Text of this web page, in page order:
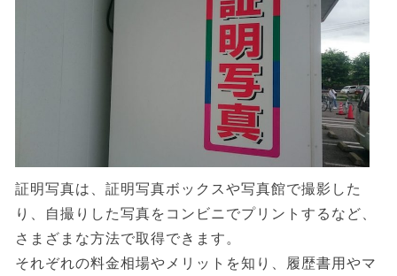
証明写真は、証明写真ボックスや写真館で撮影した
り、自撮りした写真をコンビニでプリントするなど、
さまざまな方法で取得できます。
それぞれの料金相場やメリットを知り、履歴書用やマ